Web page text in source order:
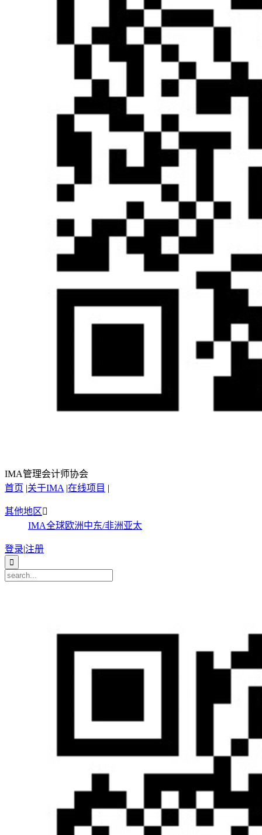
IMA管理会计师协会
首页 |关于IMA |在线项目 |
其他地区
IMA全球欧洲中东/非洲亚太
登录|注册
